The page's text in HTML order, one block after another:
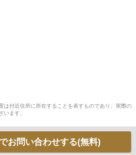
は付近住所に所在することを表すものであり、実際の
います。
お問い合わせする(無料)